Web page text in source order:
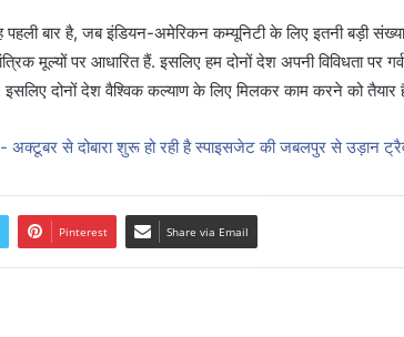
पहली बार है, जब इंडियन-अमेरिकन कम्यूनिटी के लिए इतनी बड़ी
मूल्यों पर आधारित हैं. इसलिए हम दोनों देश अपनी विविधता पर
इसलिए दोनों देश वैश्विक कल्याण के लिए मिलकर काम करने को तैयार
से दोबारा शुरू हो रही है स्पाइसजेट की जबलपुर से उड़ान
Pinterest Share via Email